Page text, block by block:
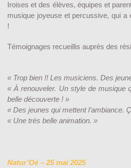
Iroises et des élèves, équipes et
musique joyeuse et percussive, qui a
!
Témoignages recueillis auprès des
« Trop bien !! Les musiciens. Des
« À renouveler. Un style de musique
belle découverte ! »
« Des jeunes qui mettent l’ambiance.
« Une très belle animation. »
Natur’Oé – 25 mai 2025